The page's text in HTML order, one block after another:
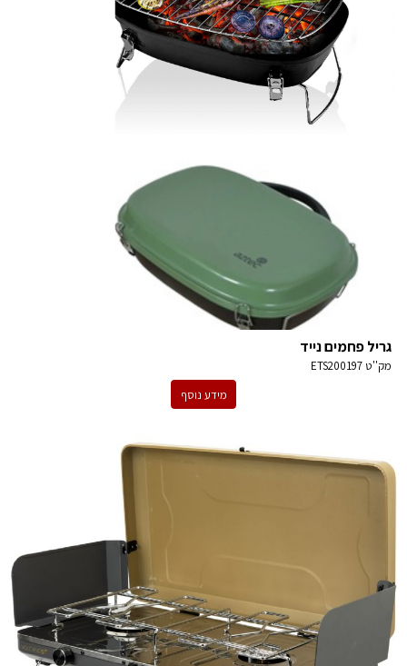
גריל פחמים נייד
מק''טETS200197
מידע נוסף